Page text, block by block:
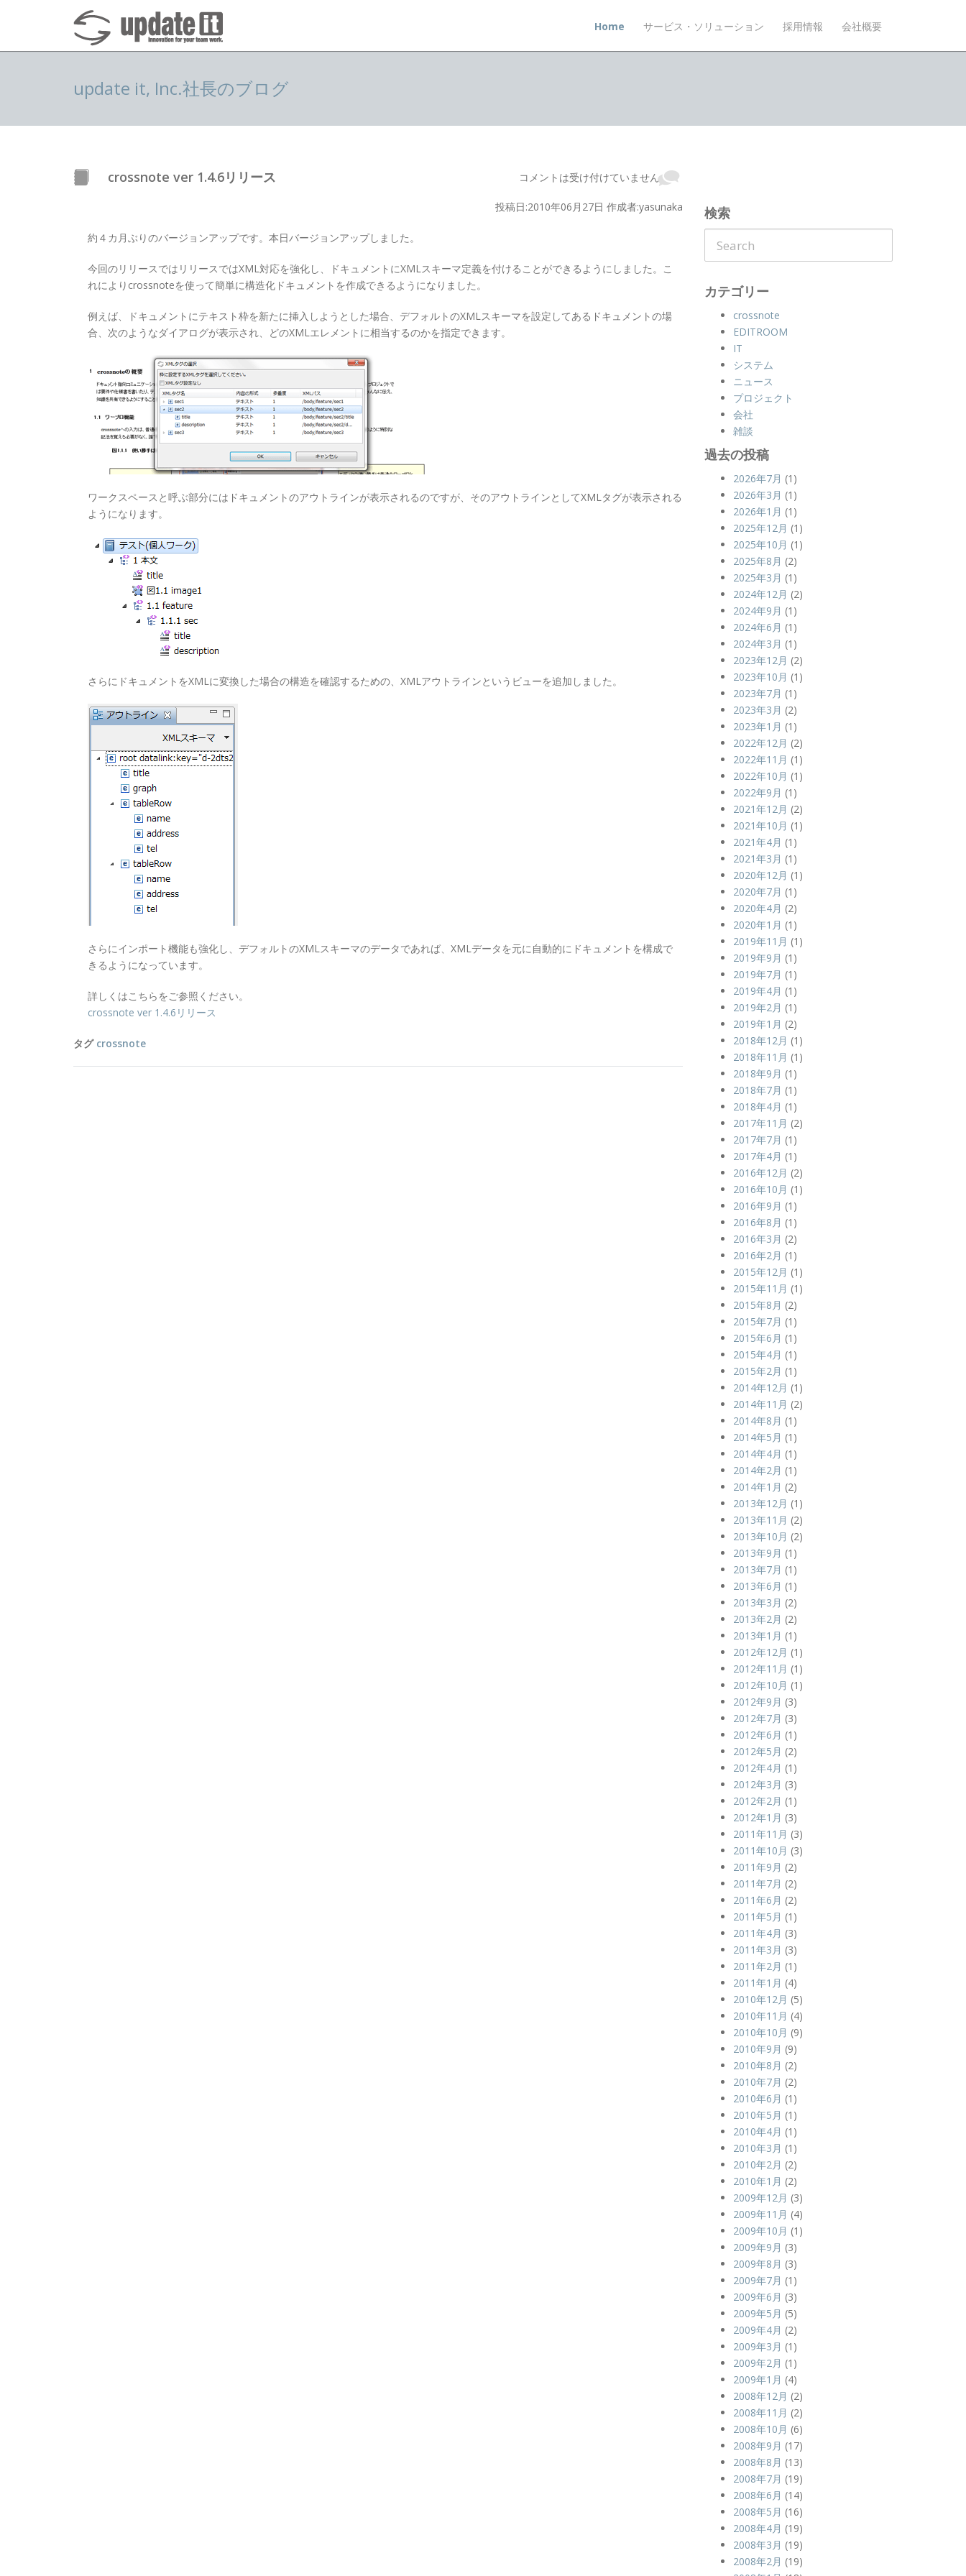
Home サービス・ソリューション 採用情報 会社概要
update it, Inc.社長のブログ
crossnote ver 1.4.6リリース コメントは受け付けていません
投稿日:2010年06月27日 作成者:yasunaka
約４カ月ぶりのバージョンアップです。本日バージョンアップしました。
今回のリリースではリリースではXML対応を強化し、ドキュメントにXMLスキーマ定義を付けることができるようにしました。こ
れによりcrossnoteを使って簡単に構造化ドキュメントを作成できるようになりました。
例えば、ドキュメントにテキスト枠を新たに挿入しようとした場合、デフォルトのXMLスキーマを設定してあるドキュメントの場
合、次のようなダイアログが表示され、どのXMLエレメントに相当するのかを指定できます。
ワークスペースと呼ぶ部分にはドキュメントのアウトラインが表示されるのですが、そのアウトラインとしてXMLタグが表示される
ようになります。
さらにドキュメントをXMLに変換した場合の構造を確認するための、XMLアウトラインというビューを追加しました。
さらにインポート機能も強化し、デフォルトのXMLスキーマのデータであれば、XMLデータを元に自動的にドキュメントを構成で
きるようになっています。
詳しくはこちらをご参照ください。
crossnote ver 1.4.6リリース
タグ crossnote
検索
カテゴリー
crossnote
EDITROOM
IT
システム
ニュース
プロジェクト
会社
雑談
過去の投稿
2026年7月 (1)
2026年3月 (1)
2026年1月 (1)
2025年12月 (1)
2025年10月 (1)
2025年8月 (2)
2025年3月 (1)
2024年12月 (2)
2024年9月 (1)
2024年6月 (1)
2024年3月 (1)
2023年12月 (2)
2023年10月 (1)
2023年7月 (1)
2023年3月 (2)
2023年1月 (1)
2022年12月 (2)
2022年11月 (1)
2022年10月 (1)
2022年9月 (1)
2021年12月 (2)
2021年10月 (1)
2021年4月 (1)
2021年3月 (1)
2020年12月 (1)
2020年7月 (1)
2020年4月 (2)
2020年1月 (1)
2019年11月 (1)
2019年9月 (1)
2019年7月 (1)
2019年4月 (1)
2019年2月 (1)
2019年1月 (2)
2018年12月 (1)
2018年11月 (1)
2018年9月 (1)
2018年7月 (1)
2018年4月 (1)
2017年11月 (2)
2017年7月 (1)
2017年4月 (1)
2016年12月 (2)
2016年10月 (1)
2016年9月 (1)
2016年8月 (1)
2016年3月 (2)
2016年2月 (1)
2015年12月 (1)
2015年11月 (1)
2015年8月 (2)
2015年7月 (1)
2015年6月 (1)
2015年4月 (1)
2015年2月 (1)
2014年12月 (1)
2014年11月 (2)
2014年8月 (1)
2014年5月 (1)
2014年4月 (1)
2014年2月 (1)
2014年1月 (2)
2013年12月 (1)
2013年11月 (2)
2013年10月 (2)
2013年9月 (1)
2013年7月 (1)
2013年6月 (1)
2013年3月 (2)
2013年2月 (2)
2013年1月 (1)
2012年12月 (1)
2012年11月 (1)
2012年10月 (1)
2012年9月 (3)
2012年7月 (3)
2012年6月 (1)
2012年5月 (2)
2012年4月 (1)
2012年3月 (3)
2012年2月 (1)
2012年1月 (3)
2011年11月 (3)
2011年10月 (3)
2011年9月 (2)
2011年7月 (2)
2011年6月 (2)
2011年5月 (1)
2011年4月 (3)
2011年3月 (3)
2011年2月 (1)
2011年1月 (4)
2010年12月 (5)
2010年11月 (4)
2010年10月 (9)
2010年9月 (9)
2010年8月 (2)
2010年7月 (2)
2010年6月 (1)
2010年5月 (1)
2010年4月 (1)
2010年3月 (1)
2010年2月 (2)
2010年1月 (2)
2009年12月 (3)
2009年11月 (4)
2009年10月 (1)
2009年9月 (3)
2009年8月 (3)
2009年7月 (1)
2009年6月 (3)
2009年5月 (5)
2009年4月 (2)
2009年3月 (1)
2009年2月 (1)
2009年1月 (4)
2008年12月 (2)
2008年11月 (2)
2008年10月 (6)
2008年9月 (17)
2008年8月 (13)
2008年7月 (19)
2008年6月 (14)
2008年5月 (16)
2008年4月 (19)
2008年3月 (19)
2008年2月 (19)